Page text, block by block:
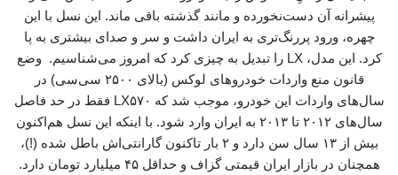
پیشرانه آن دست‌نخورده و مانند گذشته باقی ماند. این نسل با این
چهره، ورود پررنگ‌تری به ایران داشت و سر و صدای بیشتری به پا
کرد. این مدل، LX را تبدیل به چیزی کرد که امروز می‌شناسیم. وضع
قانون منع واردات خودروهای لوکس (بالای ۲۵۰۰ سی‌سی) در
سال‌های واردات این خودرو، موجب شد که LX۵۷۰ فقط در حد فاصل
سال‌های ۲۰۱۲ تا ۲۰۱۳ به ایران وارد شود. با اینکه این نسل هم‌اکنون
بیش از ۱۳ سال سن دارد و ۲ بار تاکنون گارانتی‌اش باطل شده (!)،
همچنان در بازار ایران قیمتی گزاف و حداقل ۴۵ میلیارد تومان دارد.